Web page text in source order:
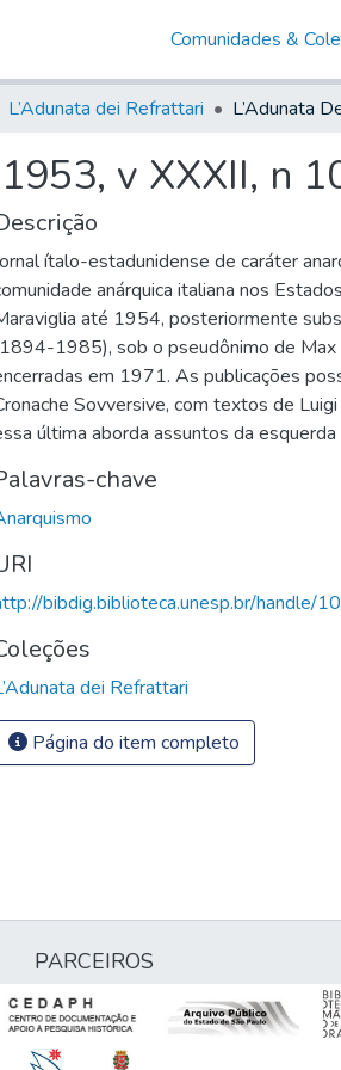
Comunidades &
L’Adunata dei Refrattari
v XXXII, n
ítalo-estadunidense de caráter
anárquica italiana nos
até 1954, posteriormente
1985), sob o pseudônimo de Max
em 1971. As publicações
Sovversive, com textos de
última aborda assuntos da
chave
bibdig.biblioteca.unesp.br/handle/
dei Refrattari
Página do item completo
PARCEIROS